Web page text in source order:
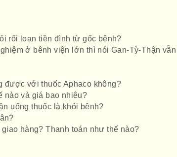
rối loạn tiền đình từ gốc bệnh?
ở bênh viện lớn thì nói Gan-Tỳ-Thận
được với thuốc Aphaco không?
nào và giá bao nhiêu?
uống thuốc là khỏi bệnh?
hàng? Thanh toán như thế nào?